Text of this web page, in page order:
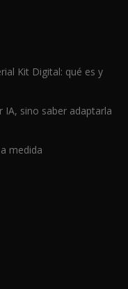
Kit Digital: qué es y
IA, sino saber adaptarla
medida